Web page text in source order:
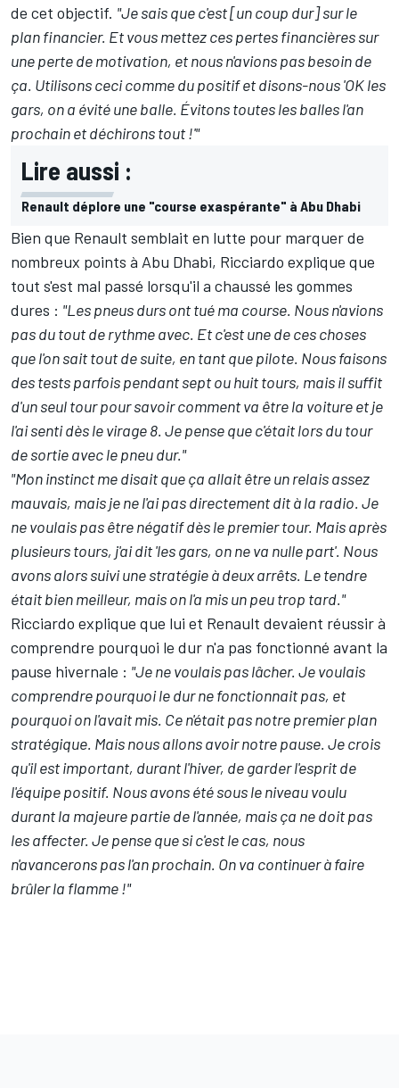
de cet objectif. "Je sais que c'est [un coup dur] sur le
plan financier. Et vous mettez ces pertes financières sur
une perte de motivation, et nous n'avions pas besoin de
ça. Utilisons ceci comme du positif et disons-nous 'OK les
gars, on a évité une balle. Évitons toutes les balles l'an
prochain et déchirons tout !'"
Lire aussi :
Renault déplore une "course exaspérante" à Abu Dhabi
Bien que Renault semblait en lutte pour marquer de
nombreux points à Abu Dhabi, Ricciardo explique que
tout s'est mal passé lorsqu'il a chaussé les gommes
dures : "Les pneus durs ont tué ma course. Nous n'avions
pas du tout de rythme avec. Et c'est une de ces choses
que l'on sait tout de suite, en tant que pilote. Nous faisons
des tests parfois pendant sept ou huit tours, mais il suffit
d'un seul tour pour savoir comment va être la voiture et je
l'ai senti dès le virage 8. Je pense que c'était lors du tour
de sortie avec le pneu dur."
"Mon instinct me disait que ça allait être un relais assez
mauvais, mais je ne l'ai pas directement dit à la radio. Je
ne voulais pas être négatif dès le premier tour. Mais après
plusieurs tours, j'ai dit 'les gars, on ne va nulle part'. Nous
avons alors suivi une stratégie à deux arrêts. Le tendre
était bien meilleur, mais on l'a mis un peu trop tard."
Ricciardo explique que lui et Renault devaient réussir à
comprendre pourquoi le dur n'a pas fonctionné avant la
pause hivernale : "Je ne voulais pas lâcher. Je voulais
comprendre pourquoi le dur ne fonctionnait pas, et
pourquoi on l'avait mis. Ce n'était pas notre premier plan
stratégique. Mais nous allons avoir notre pause. Je crois
qu'il est important, durant l'hiver, de garder l'esprit de
l'équipe positif. Nous avons été sous le niveau voulu
durant la majeure partie de l'année, mais ça ne doit pas
les affecter. Je pense que si c'est le cas, nous
n'avancerons pas l'an prochain. On va continuer à faire
brûler la flamme !"